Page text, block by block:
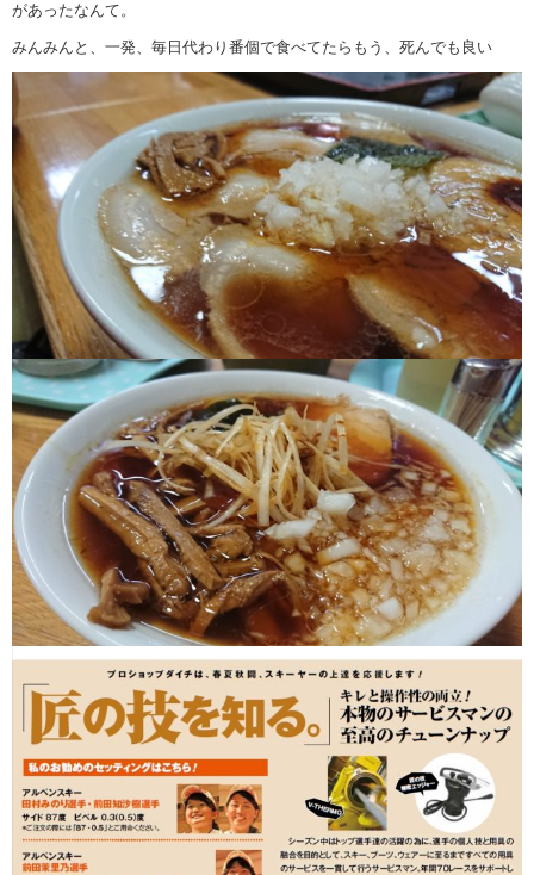
があったなんて。
みんみんと、一発、毎日代わり番個で食べてたらもう、死んでも良い